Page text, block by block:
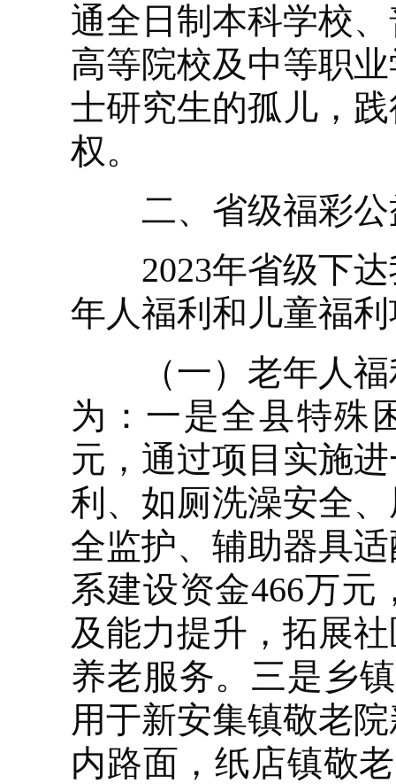
通全日制本科学校
高等院校及中等职
士研究生的孤儿，
权。
二、省级福彩公
2023年省级下达
年人福利和儿童福
（一）老年人福
为：一是全县特殊
元，通过项目实施
利、如厕洗澡安全
全监护、辅助器具
系建设资金466万
及能力提升，拓展
养老服务。三是乡
用于新安集镇敬老
内路面，纸店镇敬